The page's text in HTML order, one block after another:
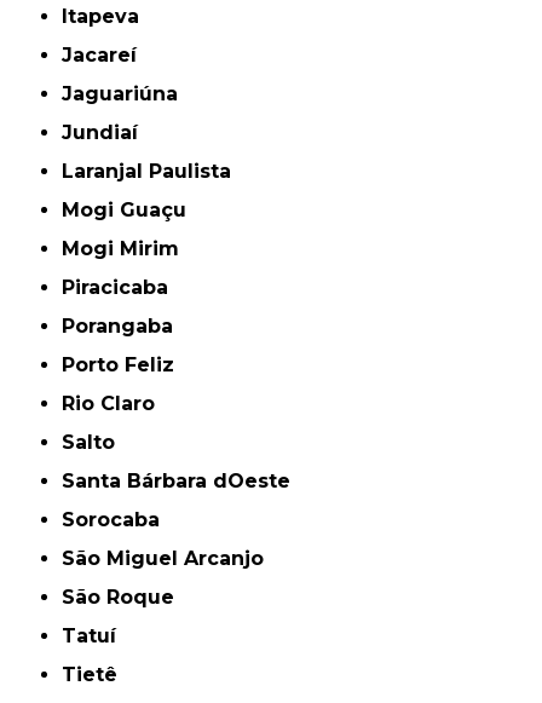
Itapeva
Jacareí
Jaguariúna
Jundiaí
Laranjal Paulista
Mogi Guaçu
Mogi Mirim
Piracicaba
Porangaba
Porto Feliz
Rio Claro
Salto
Santa Bárbara dOeste
Sorocaba
São Miguel Arcanjo
São Roque
Tatuí
Tietê